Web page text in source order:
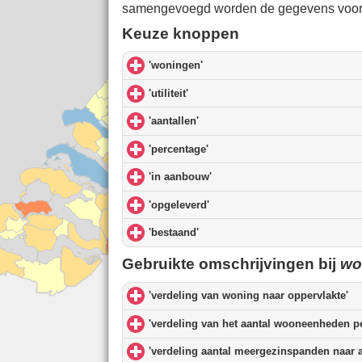
samengevoegd worden de gegevens
Keuze knoppen
'woningen'click to expand contents
'utiliteit'click to expand contents
'aantallen'click to expand contents
'percentage'click to expand contents
'in aanbouw'click to expand contents
'opgeleverd'click to expand contents
'bestaand'click to expand contents
Gebruikte omschrijvingen bij
'verdeling van woning naar oppervlakte'
'verdeling van het aantal wooneenheden
'verdeling aantal meergezinspanden naar